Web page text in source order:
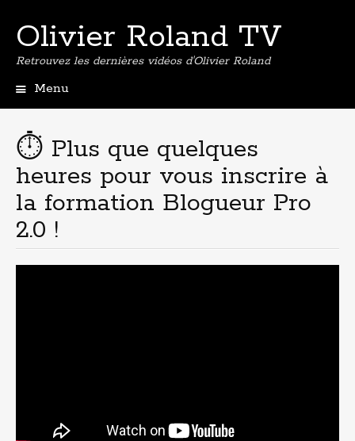
Olivier Roland TV
Retrouvez les dernières vidéos d'Olivier Roland
Menu
contenu
principal
⏱ Plus que quelques
heures pour vous inscrire à
la formation Blogueur Pro
2.0 !